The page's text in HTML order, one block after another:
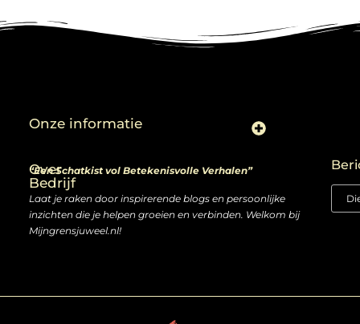
Over
Bedrijf
“Een Schatkist vol Betekenisvolle Verhalen”
Laat je raken door inspirerende blogs en persoonlijke
inzichten die je helpen groeien en verbinden. Welkom bij
Mijngrensjuweel.nl!
Onze informatie